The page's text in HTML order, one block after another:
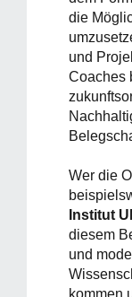
die
und
Coaches
Wer die
Institut
diesem
und
kommen